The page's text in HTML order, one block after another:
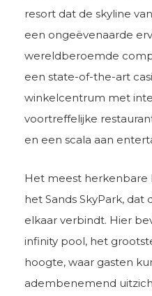
resort dat de skyline
een ongeëvenaarde
wereldberoemde
een state-of-the-art
winkelcentrum met
voortreffelijke
en een scala aan
Het meest herkenbare
het Sands SkyPark,
elkaar verbindt. Hier
infinity pool, het
hoogte, waar gasten
adembenemend